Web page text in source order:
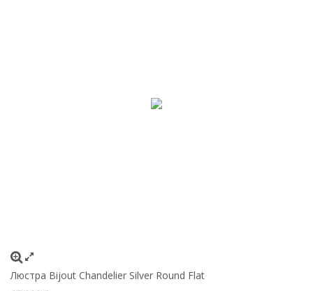
Люстра Bijout Chandelier Silver Round Flat